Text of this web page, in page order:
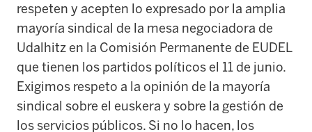
respeten y acepten lo expresado por la amplia
mayoría sindical de la mesa negociadora de
Udalhitz en la Comisión Permanente de EUDEL
que tienen los partidos políticos el 11 de junio.
Exigimos respeto a la opinión de la mayoría
sindical sobre el euskera y sobre la gestión de
los servicios públicos. Si no lo hacen, los